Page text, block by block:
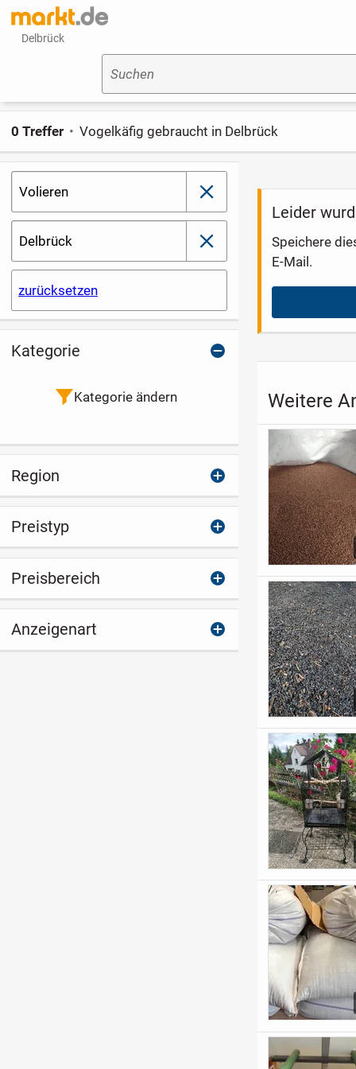
Delbrück
Suchen
Volieren schließen
Delbrück schließen
zurücksetzen
0 Treffer Vogelkäfig gebraucht in Delbrück
Leider
Speichere
E-Mail.
Weitere
Kategorie
Kategorie ändern
Region
Preistyp
Preisbereich
Anzeigenart